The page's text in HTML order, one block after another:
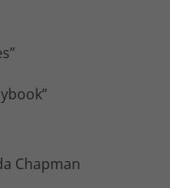
Chapman